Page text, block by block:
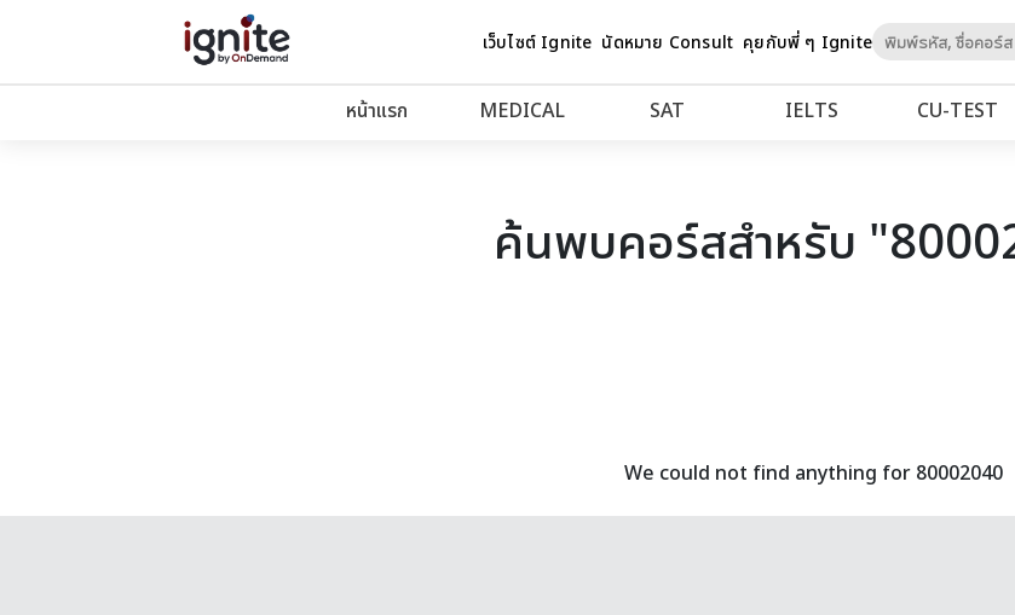
เว็บไซต์ Ignite นัดหมาย Consult คุยกับพี่ ๆ Igniteto
หน้าแรก MEDICAL SAT IELTS CU‑TEST
ค้นพบคอร์สสำหรับ
We could not find anything for 80002040